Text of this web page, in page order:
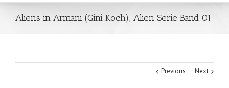
Aliens in Armani (Gini Koch); Alien Serie Band 01
Previous Next